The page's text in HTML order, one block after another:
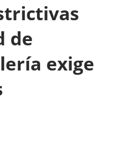
de
exige